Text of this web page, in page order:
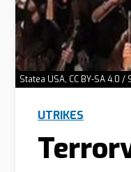
Statea USA, CC BY-SA 4.0 /
UTRIKES